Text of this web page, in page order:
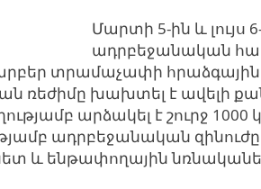
Մարտի 5-ին և
ադրբեջանական
տրամաչափի
խախտել է ավելի
արձակել է շուրջ
ադրբեջանական
և ենթափողային